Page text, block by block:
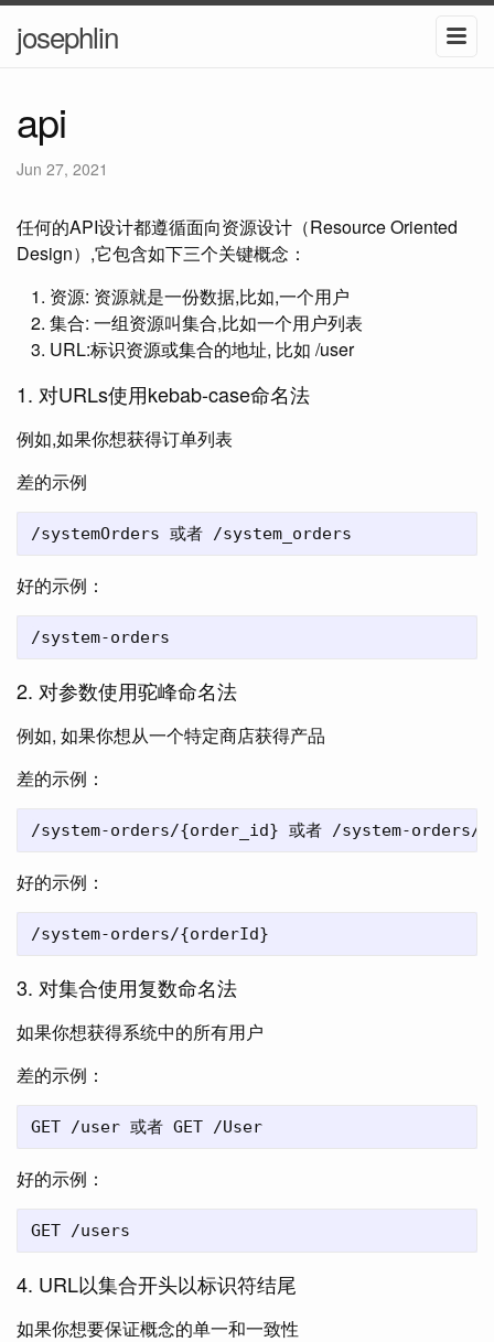
josephlin
api
Jun 27, 2021
任何的API设计都遵循面向资源设计（Resource Oriented
Design）,它包含如下三个关键概念：
资源: 资源就是一份数据,比如,一个用户
集合: 一组资源叫集合,比如一个用户列表
URL:标识资源或集合的地址, 比如 /user
1. 对URLs使用kebab-case命名法
例如,如果你想获得订单列表
差的示例
好的示例：
2. 对参数使用驼峰命名法
例如, 如果你想从一个特定商店获得产品
差的示例：
好的示例：
3. 对集合使用复数命名法
如果你想获得系统中的所有用户
差的示例：
好的示例：
4. URL以集合开头以标识符结尾
如果你想要保证概念的单一和一致性